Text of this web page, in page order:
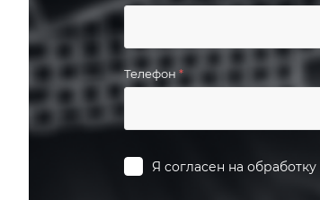
Телефон *
Я согласен на